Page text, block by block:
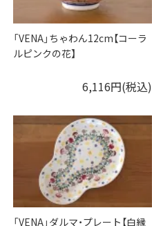
「VENA」ちゃわん12cm【コーラ
ルピンクの花】
6,116円(税込)
「VENA」ダルマ・プレート【白縁